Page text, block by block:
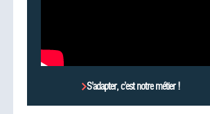
S’adapter, c’est notre métier !